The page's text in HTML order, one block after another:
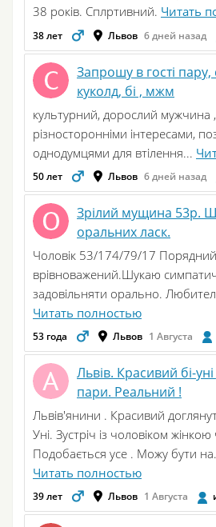
38 років. Сплртивний. Читать
38 лет Львов 6 дней назад
Запрошу в гості пару,
куколд, бі , мжм
культурний, дорослий мужчина ,
різносторонніми інтересами,
однодумцями для втілення...
50 лет Львов 6 дней назад
Зрілий мущина 53р.
оральних ласк.
Чоловік 53/174/79/17
врівноважений.Шукаю
задовільняти орально.
Читать полностью
53 года Львов 1 Августа
Львів. Красивий бі-
пари. Реальний !
Львів'янини . Красивий
Уні. Зустріч із чоловіком
Подобається усе . Можу бути
Читать полностью
39 лет Львов 1 Августа